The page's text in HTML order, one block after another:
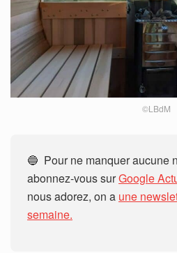
©LBdM
🔵 Pour ne manquer aucune
abonnez-vous surGoogle
nous adorez, on a une
semaine.